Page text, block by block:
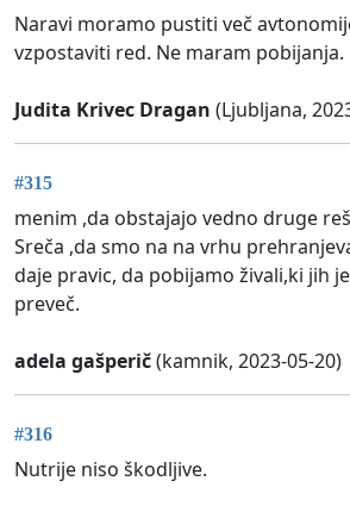
Naravi moramo pustiti več
vzpostaviti red. Ne maram pobijanja.
Judita Krivec Dragan (Ljubljana,
#315
menim ,da obstajajo vedno druge
Sreča ,da smo na na vrhu
daje pravic, da pobijamo živali,ki jih
preveč.
adela gašperič(kamnik, 2023-05-20)
#316
Nutrije niso škodljive.